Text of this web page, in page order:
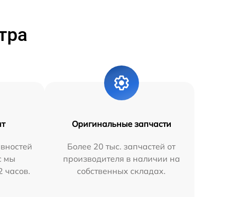
мы
часов.
Оригинальные запчасти
Более 20 тыс. запчастей от
производителя в наличии на
собственных складах.